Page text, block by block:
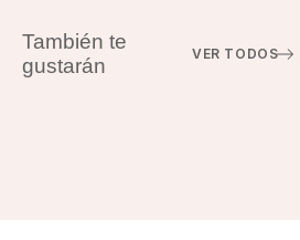
También te
gustarán
VER TODOS